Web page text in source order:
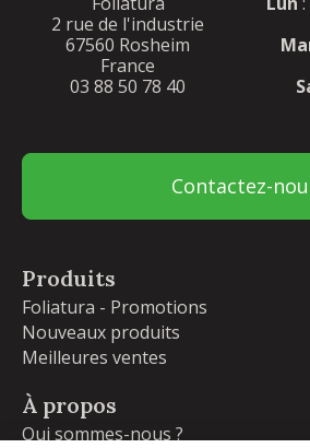
2 rue de l'industrie
67560 Rosheim
France
03 88 50 78 40
Contactez-
Produits
Foliatura - Promotions
Nouveaux produits
Meilleures ventes
À propos
Qui sommes-nous ?